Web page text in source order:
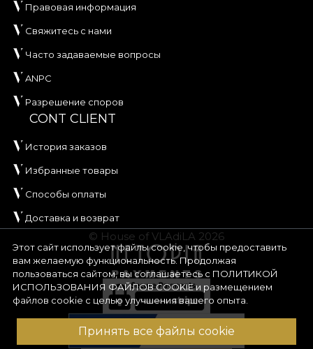
Этот сайт использует файлы cookie, чтобы предоставить
вам желаемую функциональность. Продолжая
пользоваться сайтом, вы соглашаетесь с ПОЛИТИКОЙ
ИСПОЛЬЗОВАНИЯ ФАЙЛОВ COOKIEи размещением
файлов cookie с целью улучшения вашего опыта.
Принять все файлы cookie
Правовая информация
Свяжитесь с нами
Часто задаваемые вопросы
ANPC
Разрешение споров
CONT CLIENT
История заказов
Избранные товары
Способы оплаты
Доставка и возврат
© House of VLAdiLA 2026